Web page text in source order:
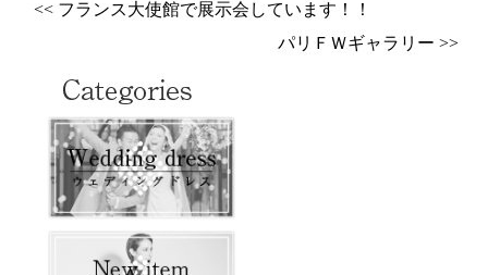
<< フランス大使館で展示会しています！！
パリＦＷギャラリー >>